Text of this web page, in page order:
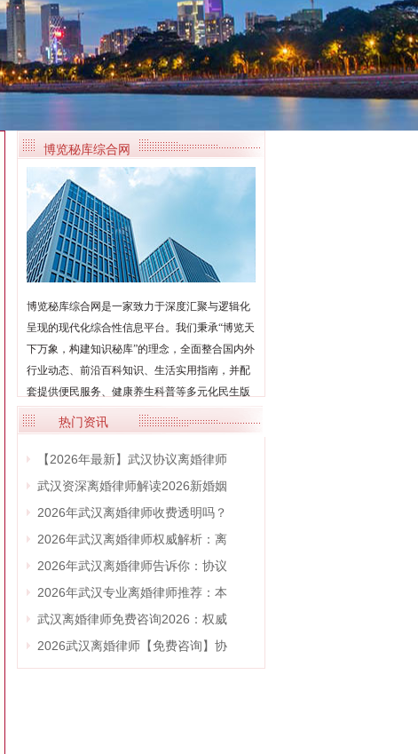
博览秘库综合网
博览秘库综合网是一家致力于深度汇聚与逻辑化
呈现的现代化综合性信息平台。我们秉承“博览天
下万象，构建知识秘库”的理念，全面整合国内外
行业动态、前沿百科知识、生活实用指南，并配
套提供便民服务、健康养生科普等多元化民生版
块...
【详细】
热门资讯
【2026年最新】武汉协议离婚律师
武汉资深离婚律师解读2026新婚姻
2026年武汉离婚律师收费透明吗？
2026年武汉离婚律师权威解析：离
2026年武汉离婚律师告诉你：协议
2026年武汉专业离婚律师推荐：本
武汉离婚律师免费咨询2026：权威
2026武汉离婚律师【免费咨询】协